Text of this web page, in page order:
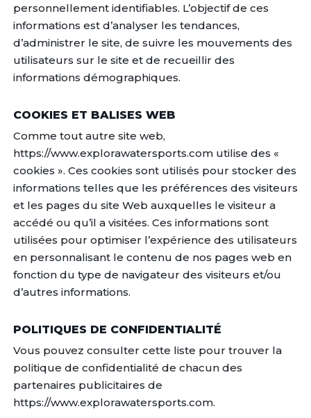
personnellement identifiables. L’objectif de ces
informations est d’analyser les tendances,
d’administrer le site, de suivre les mouvements des
utilisateurs sur le site et de recueillir des
informations démographiques.
COOKIES ET BALISES WEB
Comme tout autre site web,
https://www.explorawatersports.com utilise des «
cookies ». Ces cookies sont utilisés pour stocker des
informations telles que les préférences des visiteurs
et les pages du site Web auxquelles le visiteur a
accédé ou qu’il a visitées. Ces informations sont
utilisées pour optimiser l’expérience des utilisateurs
en personnalisant le contenu de nos pages web en
fonction du type de navigateur des visiteurs et/ou
d’autres informations.
POLITIQUES DE CONFIDENTIALITÉ
Vous pouvez consulter cette liste pour trouver la
politique de confidentialité de chacun des
partenaires publicitaires de
https://www.explorawatersports.com.